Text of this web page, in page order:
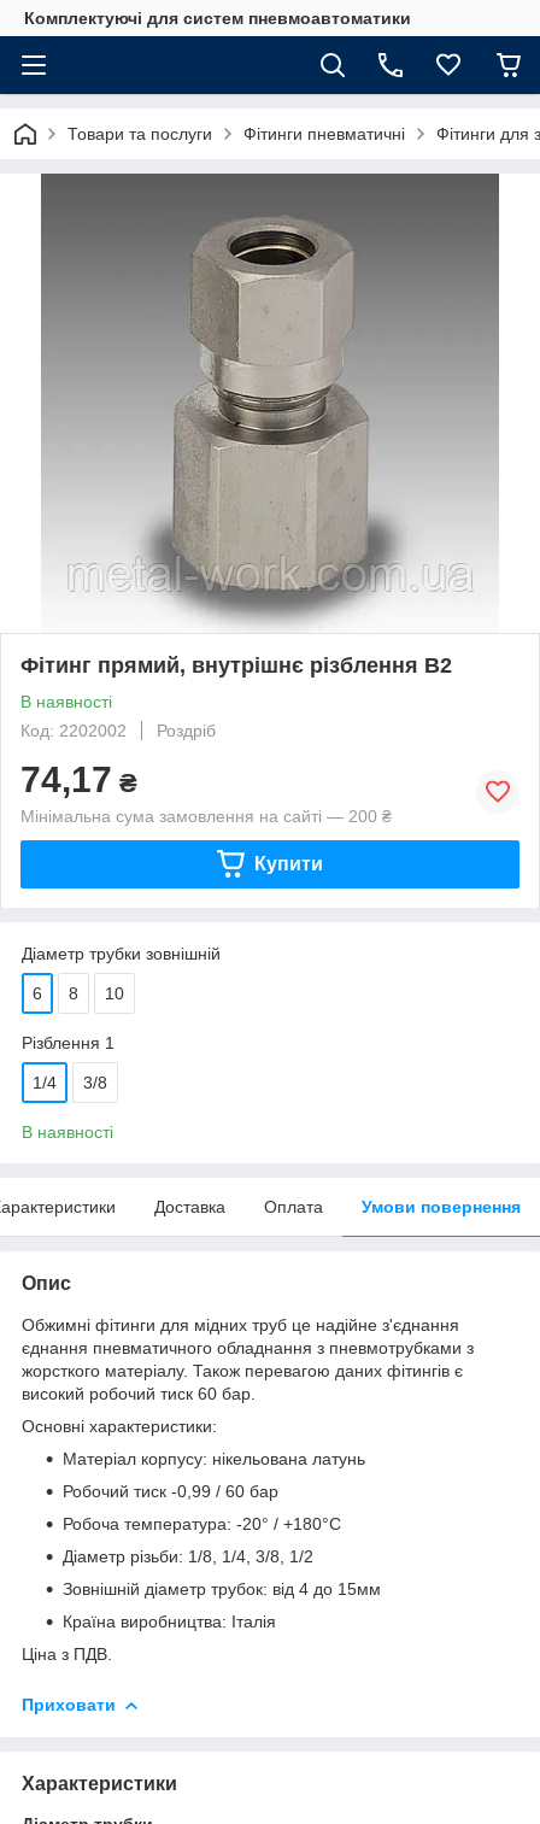
Комплектуючі для систем пневмоавтоматики
Товари та послуги Фітинги пневматичні Фітинги для
Фітинг прямий, внутрішнє різблення B2
В наявності
Код: 2202002
Роздріб
74,17 ₴
Мінімальна сума замовлення на сайті — 200 ₴
Купити
Діаметр трубки зовнішній
6 8 10
Різблення 1
1/4 3/8
В наявності
Доставка Оплата Умови повернення
Опис
Обжимні фітинги для мідних труб це надійне з'єднання
єднання пневматичного обладнання з пневмотрубками з
жорсткого матеріалу. Також перевагою даних фітингів є
високий робочий тиск 60 бар.
Основні характеристики:
Матеріал корпусу: нікельована латунь
Робочий тиск -0,99 / 60 бар
Робоча температура: -20° / +180°С
Діаметр різьби: 1/8, 1/4, 3/8, 1/2
Зовнішній діаметр трубок: від 4 до 15мм
Країна виробництва: Італія
Ціна з ПДВ.
Приховати
Характеристики